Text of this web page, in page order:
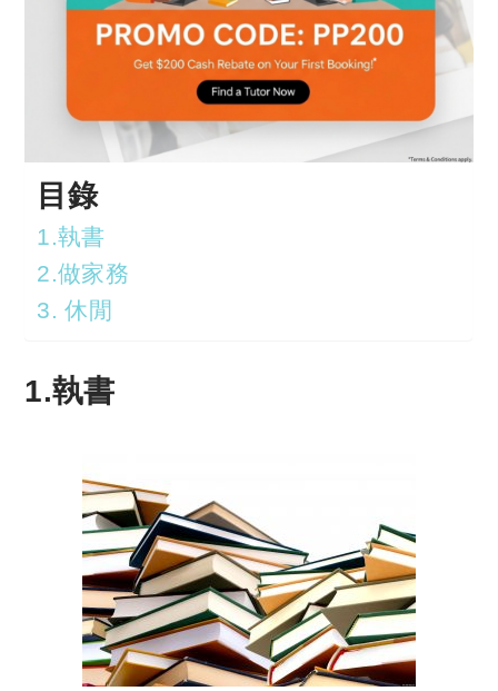
目錄
1.執書
2.做家務
3. 休閒
1.執書